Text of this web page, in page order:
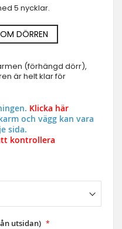
5 nycklar.
DÖRREN
(förhängd dörr),
är helt klar för
Klicka här
och vägg kan vara
sida.
kontrollera
utsidan)